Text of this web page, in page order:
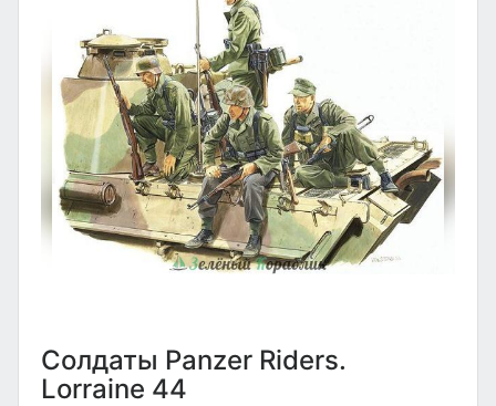
Солдаты Panzer Riders.
Lorraine 44